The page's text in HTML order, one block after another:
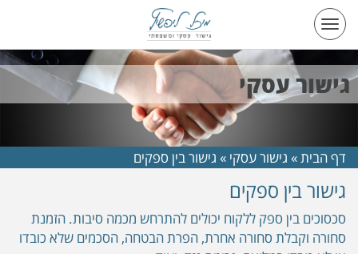
Toggle
navigation
גישור עסקי
דף הבית» גישור עסקי » גישור בין ספקים
גישור בין ספקים
סכסוכים בין ספק ללקוח יכולים להתרחש מכמה סיבות. הזמנת
סחורה וקבלת סחורה אחרת, הפרת הבטחה, הסכמים שלא כובדו